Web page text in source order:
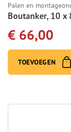
Palen en
Boutanker, 10 x
€ 66,00
TOEVOEGEN